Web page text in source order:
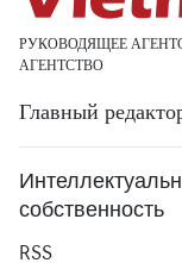
РУКОВОДЯЩЕЕ
АГЕНТСТВО
Главный
собственность
RSS